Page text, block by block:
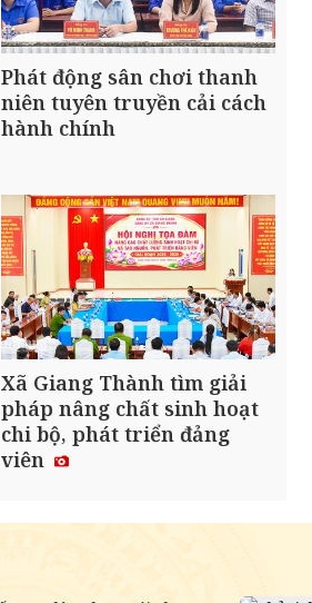
Phát động sân chơi thanh
niên tuyên truyền cải cách
hành chính
Xã Giang Thành tìm giải
pháp nâng chất sinh hoạt
chi bộ, phát triển đảng
viên